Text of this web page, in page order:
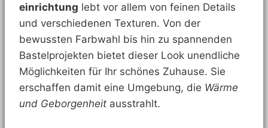
einrichtung lebt vor allem von feinen Details
und verschiedenen Texturen. Von der
bewussten Farbwahl bis hin zu spannenden
Bastelprojekten bietet dieser Look unendliche
Möglichkeiten für Ihr schönes Zuhause. Sie
erschaffen damit eine Umgebung, die Wärme
und Geborgenheit ausstrahlt.